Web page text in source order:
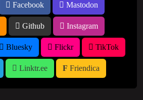
Facebook Mastodon
Github Instagram
Bluesky Flickr TikTok
Linktr.ee Friendica